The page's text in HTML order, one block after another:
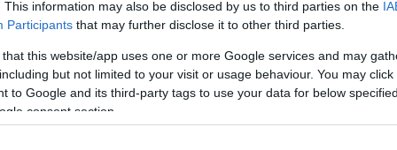
This information may also be disclosed by us to third parties on the
Participants that may further disclose it to other third parties.
that this website/app uses one or more Google services and may
but not limited to your visit or usage behaviour. You may
to Google and its third-party tags to use your data for below
consent section.
Floydot, a barokkpopot, a pszichedelikus Becket, a
Flaming Lips-t és még számos olyan zenei elemet, ami
kiemelte az aktuális időből és időtlen kontextusba,
praktikusan a legkedvencebb kedvencek mellé pakolta ezt
az ausztrál zenekart.